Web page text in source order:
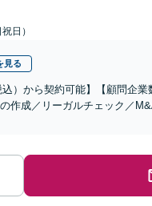
日）
見る
込）から契約可能】【顧問企
作成／リーガルチェック／